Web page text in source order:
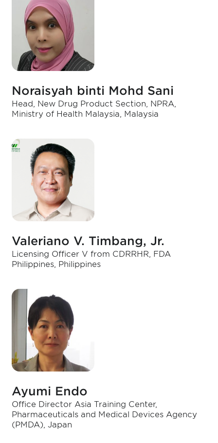
Noraisyah binti Mohd Sani
Head, New Drug Product Section, NPRA,
Ministry of Health Malaysia, Malaysia
Valeriano V. Timbang, Jr.
Licensing Officer V from CDRRHR, FDA
Philippines, Philippines
Ayumi Endo
Office Director Asia Training Center,
Pharmaceuticals and Medical Devices Agency
(PMDA), Japan